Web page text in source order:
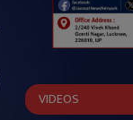
VIDEOS